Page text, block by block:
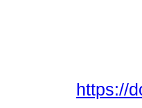
https://